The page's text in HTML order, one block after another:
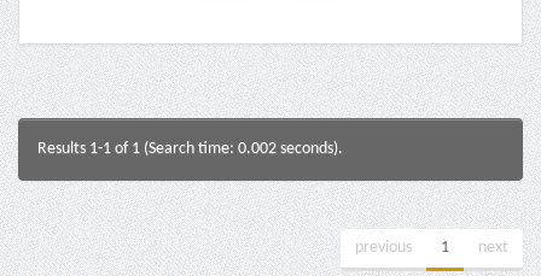
Results 1-1 of 1 (Search time: 0.002 seconds).
previous 1 next